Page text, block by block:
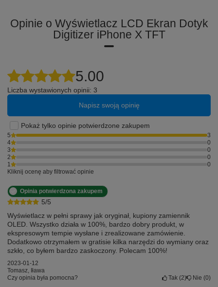
Opinie o Wyświetlacz LCD Ekran Dotyk
Digitizer iPhone X TFT
5.00
Liczba wystawionych opinii: 3
Napisz swoją opinię
Pokaż tylko opinie potwierdzone zakupem
5
3
4
0
3
0
2
0
1
0
Kliknij ocenę aby filtrować opinie
5/5
Opinia potwierdzona zakupem
Wyświetlacz w pełni sprawy jak oryginał, kupiony zamiennik
OLED. Wszystko działa w 100%, bardzo dobry produkt, w
ekspresowym tempie wysłane i zrealizowane zamówienie.
Dodatkowo otrzymałem w gratisie kilka narzędzi do wymiany oraz
szkło, co byłem bardzo zaskoczony. Polecam 100%!
2023-01-12
Tomasz, Iława
Czy opinia była pomocna?
Tak 2 Nie 0